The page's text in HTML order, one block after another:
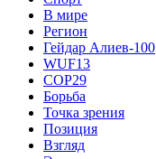
В мире
Регион
Гейдар Алиев-100
WUF13
COP29
Борьба
Точка зрения
Позиция
Взгляд